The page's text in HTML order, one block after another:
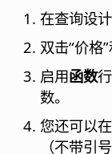
在查询设
双击“价格
启用函数
数。
您还可以
（不带引